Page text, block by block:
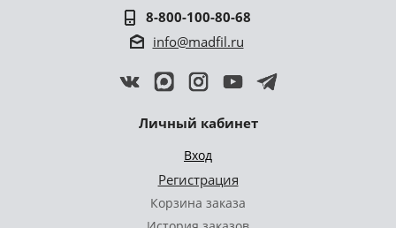
8-800-100-80-68
info@madfil.ru
Личный кабинет
Вход
Регистрация
Корзина заказа